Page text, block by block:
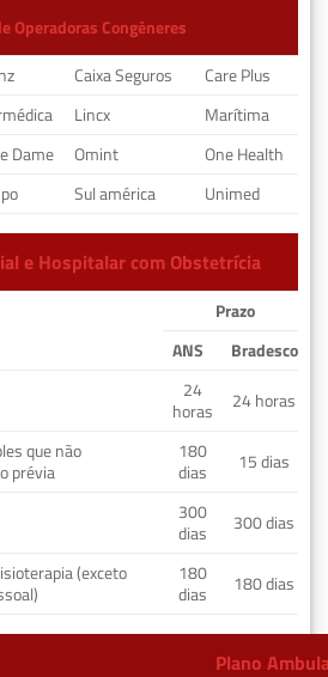
Operadoras Congêneres
Caixa Seguros
Care Plus
Lincx
Marítima
Dame Omint
One Health
Sul américa Unimed
e Hospitalar com Obstetrícia
Prazo
ANS
Bradesco
24
horas
24 horas
que não
prévia
180
dias
15 dias
300
dias
300 dias
(exceto
180
dias
180 dias
Plano